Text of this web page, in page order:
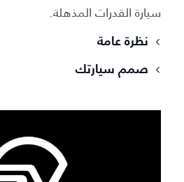
سيارة القدرات المذهلة.
نظرة عامة
صمم سيارتك